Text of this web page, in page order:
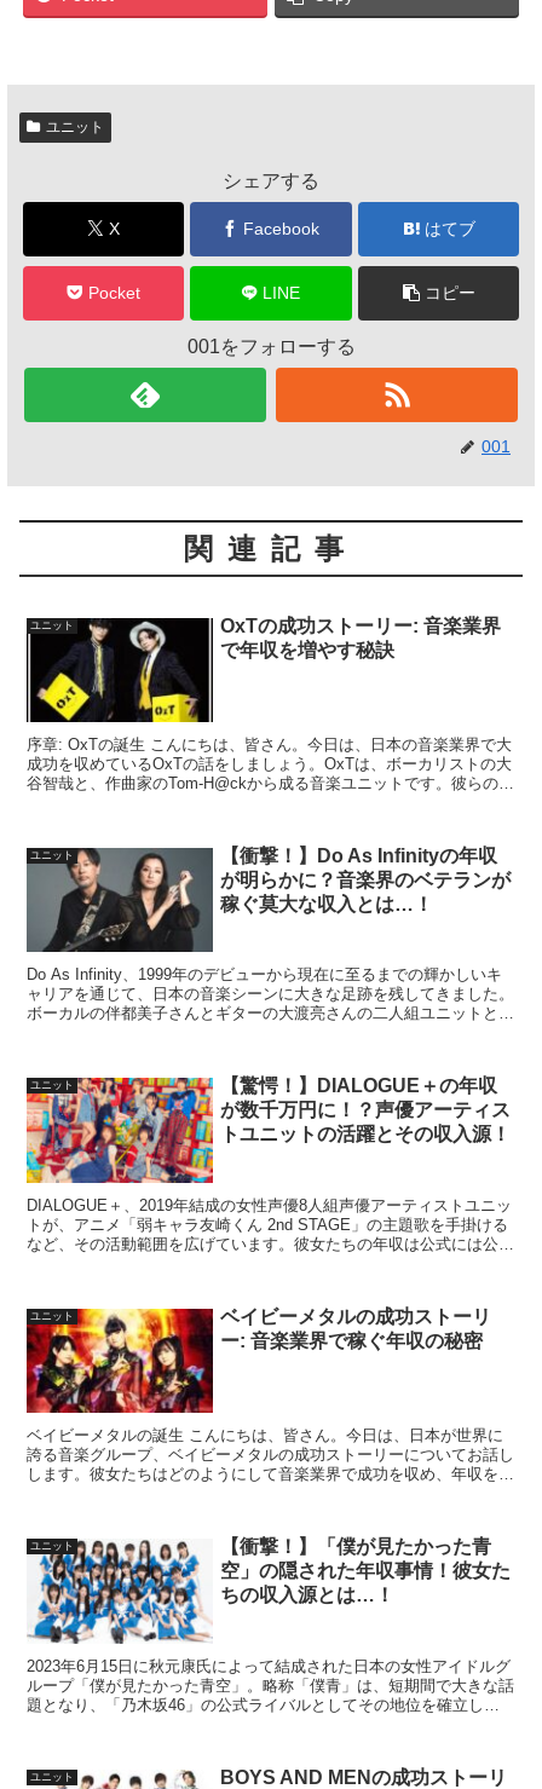
ユニット
シェアする
X Facebook はてブ
Pocket LINE コピー
001をフォローする
001
関連記事
ユニット
OxTの成功ストーリー: 音楽業界
で年収を増やす秘訣
序章: OxTの誕生 こんにちは、皆さん。今日は、日本の音楽業界で大
成功を収めているOxTの話をしましょう。OxTは、ボーカリストの大
谷智哉と、作曲家のTom-H@ckから成る音楽ユニットです。彼らの成
ユニット
【衝撃！】Do As Infinityの年収
が明らかに？音楽界のベテランが
稼ぐ莫大な収入とは…！
Do As Infinity、1999年のデビューから現在に至るまでの輝かしいキ
ャリアを通じて、日本の音楽シーンに大きな足跡を残してきました。
ボーカルの伴都美子さんとギターの大渡亮さんの二人組ユニットとし
ユニット
【驚愕！】DIALOGUE＋の年収
が数千万円に！？声優アーティス
トユニットの活躍とその収入源！
DIALOGUE＋、2019年結成の女性声優8人組声優アーティストユニッ
トが、アニメ「弱キャラ友崎くん 2nd STAGE」の主題歌を手掛ける
など、その活動範囲を広げています。彼女たちの年収は公式には公表
ユニット
ベイビーメタルの成功ストーリ
ー: 音楽業界で稼ぐ年収の秘密
ベイビーメタルの誕生 こんにちは、皆さん。今日は、日本が世界に
誇る音楽グループ、ベイビーメタルの成功ストーリーについてお話し
します。彼女たちはどのようにして音楽業界で成功を収め、年収を稼
ユニット
【衝撃！】「僕が見たかった青
空」の隠された年収事情！彼女た
ちの収入源とは…！
2023年6月15日に秋元康氏によって結成された日本の女性アイドルグ
ループ「僕が見たかった青空」。略称「僕青」は、短期間で大きな話
題となり、「乃木坂46」の公式ライバルとしてその地位を確立しま
ユニット
BOYS AND MENの成功ストーリ